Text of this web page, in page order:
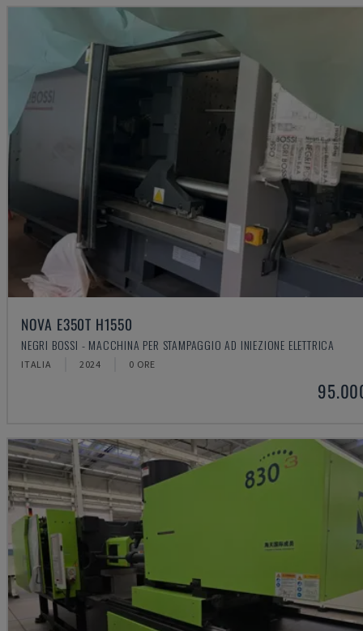
NOVA E350T H1550
NEGRI BOSSI - MACCHINA PER STAMPAGGIO AD INIEZIONE ELETTRICA
ITALIA 2024 0 ORE